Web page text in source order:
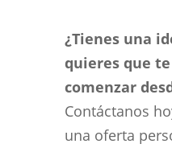
¿Tienes una
quieres que
comenzar
Contáctanos
una oferta